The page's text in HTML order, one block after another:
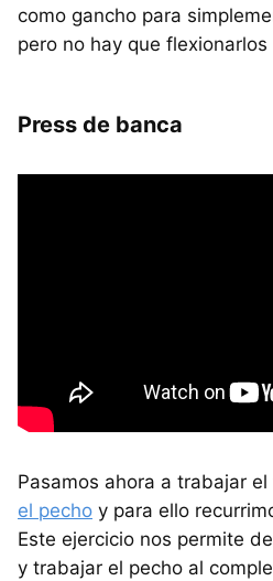
como gancho para
pero no hay que
Press de banca
Pasamos ahora a trabajar
el pecho y para ello
Este ejercicio nos permite
y trabajar el pecho al